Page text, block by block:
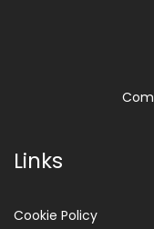
Links
Cookie Policy